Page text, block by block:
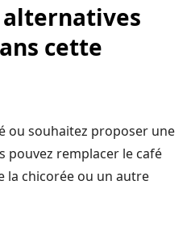
alternatives
cette
ou souhaitez proposer une
pouvez remplacer le café
la chicorée ou un autre